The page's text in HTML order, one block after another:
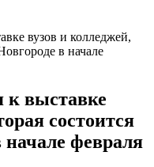
вузов и колледжей,
в начале
выставке
состоится
февраля